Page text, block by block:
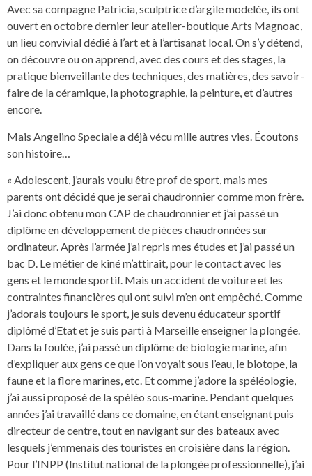
Avec sa compagne Patricia, sculptrice d’argile modelée, ils ont
ouvert en octobre dernier leur atelier-boutique Arts Magnoac,
un lieu convivial dédié à l’art et à l’artisanat local. On s’y détend,
on découvre ou on apprend, avec des cours et des stages, la
pratique bienveillante des techniques, des matières, des savoir-
faire de la céramique, la photographie, la peinture, et d’autres
encore.
Mais Angelino Speciale a déjà vécu mille autres vies. Écoutons
son histoire…
« Adolescent, j’aurais voulu être prof de sport, mais mes
parents ont décidé que je serai chaudronnier comme mon frère.
J’ai donc obtenu mon CAP de chaudronnier et j’ai passé un
diplôme en développement de pièces chaudronnées sur
ordinateur. Après l’armée j’ai repris mes études et j’ai passé un
bac D. Le métier de kiné m’attirait, pour le contact avec les
gens et le monde sportif. Mais un accident de voiture et les
contraintes financières qui ont suivi m’en ont empêché. Comme
j’adorais toujours le sport, je suis devenu éducateur sportif
diplômé d’Etat et je suis parti à Marseille enseigner la plongée.
Dans la foulée, j’ai passé un diplôme de biologie marine, afin
d’expliquer aux gens ce que l’on voyait sous l’eau, le biotope, la
faune et la flore marines, etc. Et comme j’adore la spéléologie,
j’ai aussi proposé de la spéléo sous-marine. Pendant quelques
années j’ai travaillé dans ce domaine, en étant enseignant puis
directeur de centre, tout en navigant sur des bateaux avec
lesquels j’emmenais des touristes en croisière dans la région.
Pour l’INPP (Institut national de la plongée professionnelle), j’ai